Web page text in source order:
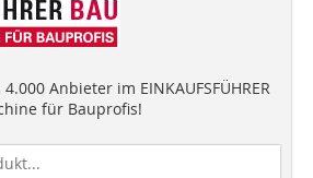
Anbieter im EINKAUFSFÜHRER
für Bauprofis!